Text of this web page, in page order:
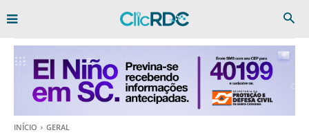
INÍCIO GERAL